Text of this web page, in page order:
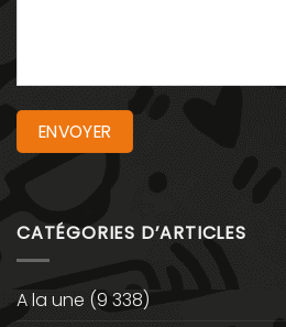
CATÉGORIES D’ARTICLES
A la une (9 338)